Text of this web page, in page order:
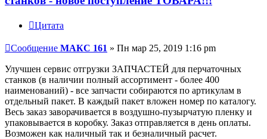
Цитата
Сообщение МАКС 161 » Пн мар 25, 2019 1:16 pm
Улучшен сервис отгрузки ЗАПЧАСТЕЙ для перчаточных
станков (в наличии полный ассортимент - более 400
наименований) - все запчасти собираются по артикулам в
отдельный пакет. В каждый пакет вложен номер по каталогу.
Весь заказ заворачивается в воздушно-пузырчатую пленку и
упаковывается в коробку. Заказ отправляется в день оплаты.
Возможен как наличный так и безналичный расчет.